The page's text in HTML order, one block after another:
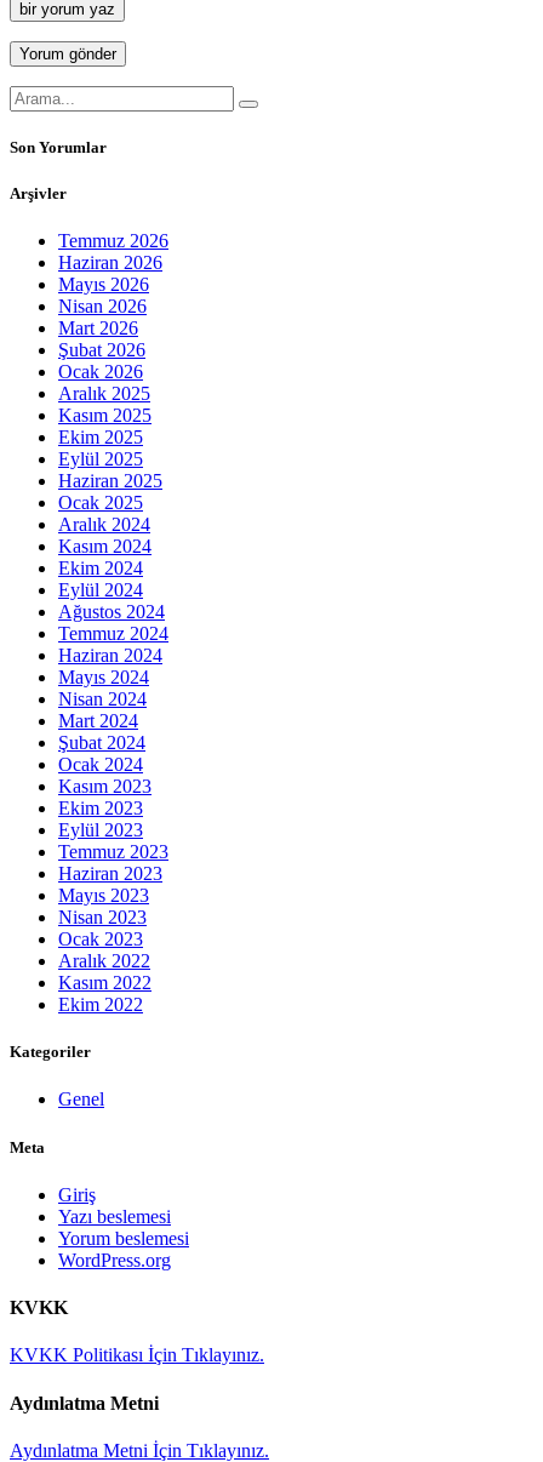
bir yorum yaz
Son Yorumlar
Arşivler
Temmuz 2026
Haziran 2026
Mayıs 2026
Nisan 2026
Mart 2026
Şubat 2026
Ocak 2026
Aralık 2025
Kasım 2025
Ekim 2025
Eylül 2025
Haziran 2025
Ocak 2025
Aralık 2024
Kasım 2024
Ekim 2024
Eylül 2024
Ağustos 2024
Temmuz 2024
Haziran 2024
Mayıs 2024
Nisan 2024
Mart 2024
Şubat 2024
Ocak 2024
Kasım 2023
Ekim 2023
Eylül 2023
Temmuz 2023
Haziran 2023
Mayıs 2023
Nisan 2023
Ocak 2023
Aralık 2022
Kasım 2022
Ekim 2022
Kategoriler
Genel
Meta
Giriş
Yazı beslemesi
Yorum beslemesi
WordPress.org
KVKK
KVKK Politikası İçin Tıklayınız.
Aydınlatma Metni
Aydınlatma Metni İçin Tıklayınız.